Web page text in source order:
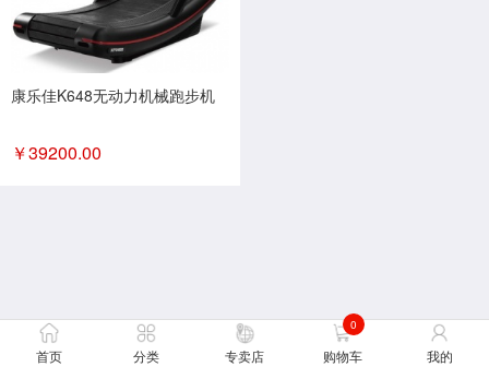
康乐佳K648无动力机械跑步机
￥39200.00
首页 分类 专卖店
0
购物车 我的